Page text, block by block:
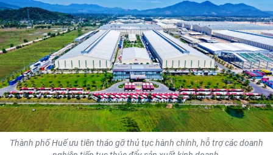
Y TẾ
KHOA HỌC - CÔNG NGHỆ
MÔI TRƯỜNG
BẠN ĐỌC
KIỂM CHỨNG THÔNG TIN
Thành phố Huế ưu tiên tháo gỡ thủ tục hành chính, hỗ trợ các doanh